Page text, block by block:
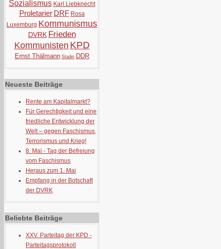
Sozialismus Karl Liebknecht
Proletarier DRF Rosa
Luxemburg Kommunismus
DVRK Frieden
Kommunisten KPD
Ernst Thälmann Stalin DDR
Neueste Beiträge
Rente am Kapitalmarkt?
Für Gerechtigkeit und eine
friedliche Entwicklung der
Welt – gegen Faschismus,
Terrorismus und Krieg!
8. Mai - Tag der Befreiung
vom Faschismus
Heraus zum 1. Mai
Empfang in der Botschaft
der DVRK
Beliebte Beiträge
XXV. Parteitag der KPD -
Parteitagsprotokoll